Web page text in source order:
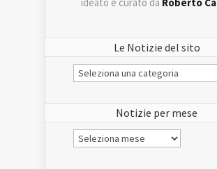
Le Notizie del sito
Le
Notizie
Notizie per mese
Notizie
per